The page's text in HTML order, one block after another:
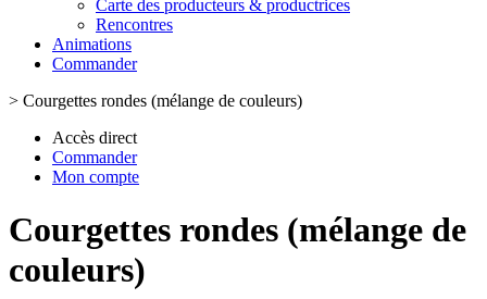
Carte des producteurs & productrices
Rencontres
Animations
Commander
> Courgettes rondes (mélange de couleurs)
Accès direct
Commander
Mon compte
Courgettes rondes (mélange de
couleurs)